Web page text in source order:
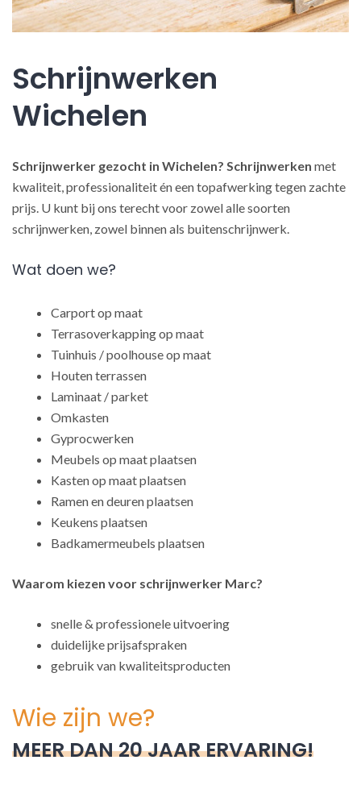
Schrijnwerken
Wichelen
Schrijnwerker gezocht in Wichelen? Schrijnwerken met
kwaliteit, professionaliteit én een topafwerking tegen zachte
prijs. U kunt bij ons terecht voor zowel alle soorten
schrijnwerken, zowel binnen als buitenschrijnwerk.
Wat doen we?
Carport op maat
Terrasoverkapping op maat
Tuinhuis / poolhouse op maat
Houten terrassen
Laminaat / parket
Omkasten
Gyprocwerken
Meubels op maat plaatsen
Kasten op maat plaatsen
Ramen en deuren plaatsen
Keukens plaatsen
Badkamermeubels plaatsen
Waarom kiezen voor schrijnwerker Marc?
snelle & professionele uitvoering
duidelijke prijsafspraken
gebruik van kwaliteitsproducten
Wie zijn we?
MEER DAN 20 JAAR ERVARING!